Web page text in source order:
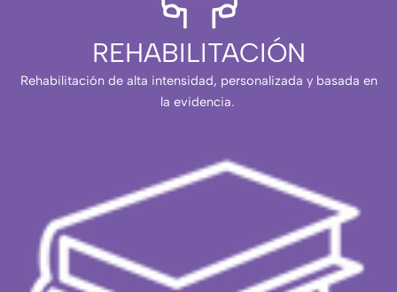
REHABILITACIÓN
Rehabilitación de alta intensidad, personalizada y basada en
la evidencia.